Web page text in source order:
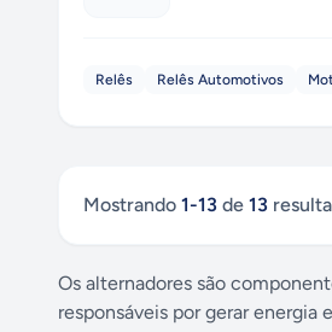
Relês Relês Automotivos
Mostrando 1-13 de 13
Os alternadores são
responsáveis por gerar